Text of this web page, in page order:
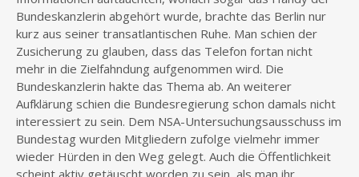
Bundeskanzlerin abgehört wurde, brachte das Berlin nur
kurz aus seiner transatlantischen Ruhe. Man schien der
Zusicherung zu glauben, dass das Telefon fortan nicht
mehr in die Zielfahndung aufgenommen wird. Die
Bundeskanzlerin hakte das Thema ab. An weiterer
Aufklärung schien die Bundesregierung schon damals nicht
interessiert zu sein. Dem NSA-Untersuchungsausschuss im
Bundestag wurden Mitgliedern zufolge vielmehr immer
wieder Hürden in den Weg gelegt. Auch die Öffentlichkeit